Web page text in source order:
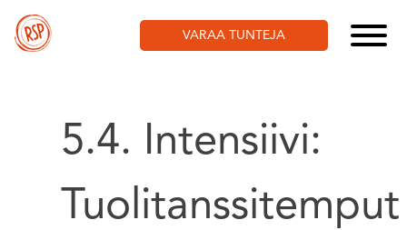
content
VARAA TUNTEJA
5.4. Intensiivi:
Tuolitanssitemput